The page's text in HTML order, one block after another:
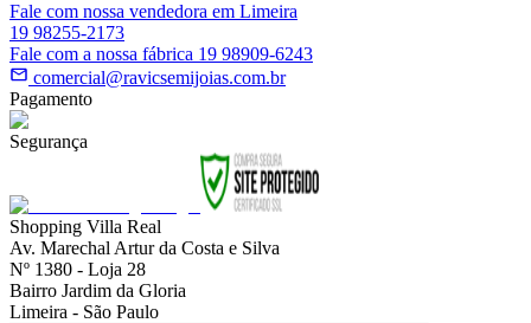
Fale com nossa vendedora em Limeira
19 98255-2173
Fale com a nossa fábrica 19 98909-6243
comercial@ravicsemijoias.com.br
Pagamento
Segurança
Shopping Villa Real
Av. Marechal Artur da Costa e Silva
Nº 1380 - Loja 28
Bairro Jardim da Gloria
Limeira - São Paulo